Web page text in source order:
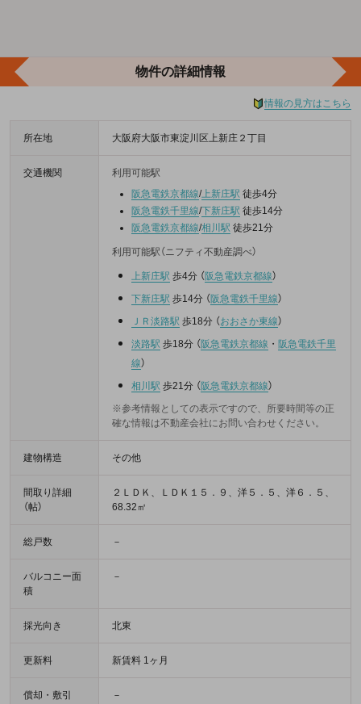
物件の詳細情報
情報の見方はこちら
所在地 大阪府大阪市東淀川区上新庄２丁目
交通機関
利用可能駅
阪急電鉄京都線/上新庄駅 徒歩4分
阪急電鉄千里線/下新庄駅 徒歩14分
阪急電鉄京都線/相川駅 徒歩21分
利用可能駅（ニフティ不動産調べ）
上新庄駅 歩4分 （阪急電鉄京都線）
下新庄駅 歩14分 （阪急電鉄千里線）
ＪＲ淡路駅 歩18分 （おおさか東線）
淡路駅 歩18分 （阪急電鉄京都線 ・ 阪急電鉄千里
線）
相川駅 歩21分 （阪急電鉄京都線）
※参考情報としての表示ですので、所要時間等の正
確な情報は不動産会社にお問い合わせください。
建物構造 その他
間取り詳細
（帖）
２ＬＤＫ、ＬＤＫ１５．９、洋５．５、洋６．５、
68.32㎡
総戸数 －
バルコニー面
積
－
採光向き 北東
更新料 新賃料 1ヶ月
償却・敷引 －